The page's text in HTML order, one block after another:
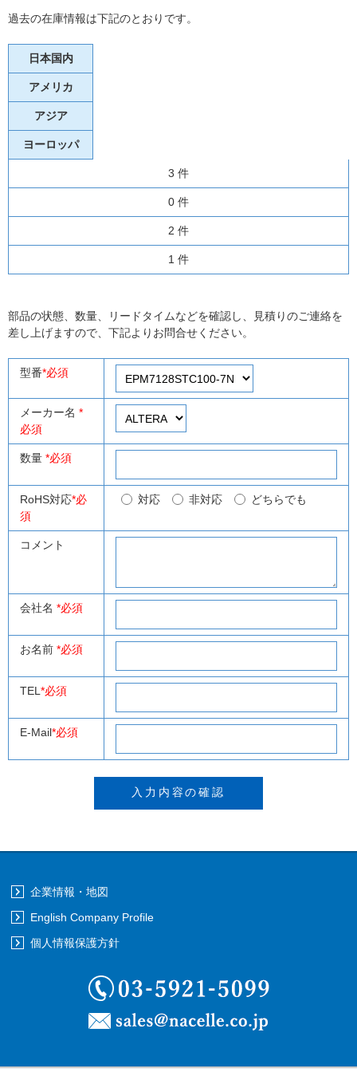
過去の在庫情報は下記のとおりです。
日本国内
アメリカ
アジア
ヨーロッパ
3 件
0 件
2 件
1 件
部品の状態、数量、リードタイムなどを確認し、見積りのご連絡を
差し上げますので、下記よりお問合せください。
型番*必須
メーカー名 *
必須
数量 *必須
RoHS対応*必
須
対応 非対応 どちらでも
コメント
会社名 *必須
お名前 *必須
TEL *必須
E-Mail*必須
企業情報・地図
English Company Profile
個人情報保護方針